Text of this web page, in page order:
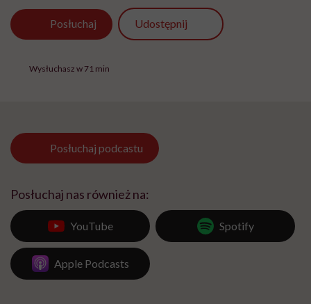
Posłuchaj Udostępnij
Wysłuchasz w 71 min
Posłuchaj podcastu
Posłuchaj nas również na:
YouTube Spotify
Apple Podcasts